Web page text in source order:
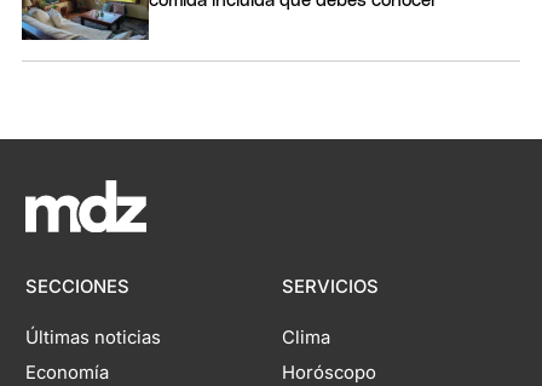
SECCIONES
Últimas noticias
Economía
SERVICIOS
Clima
Horóscopo